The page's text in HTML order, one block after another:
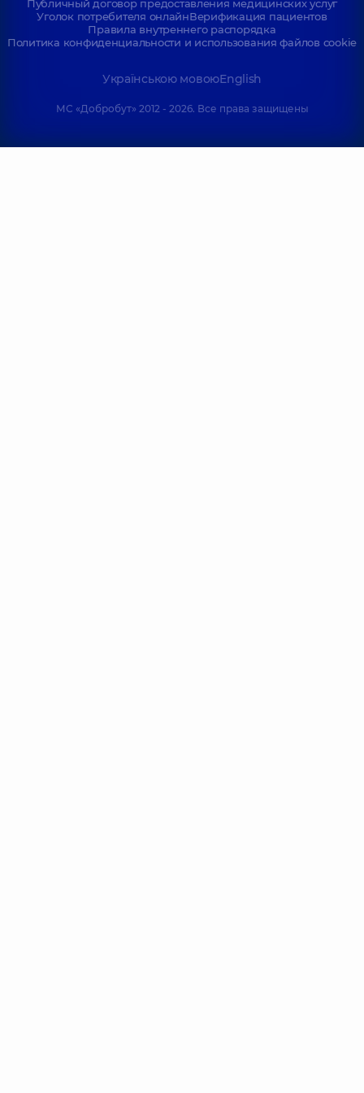
Публичный договор предоставления медицинских услуг
Уголок потребителя онлайнВерификация пациентов
Правила внутреннего распорядка
Политика конфиденциальности и использования файлов cookie
Українською мовоюEnglish
МС «Добробут» 2012 - 2026. Все права защищены